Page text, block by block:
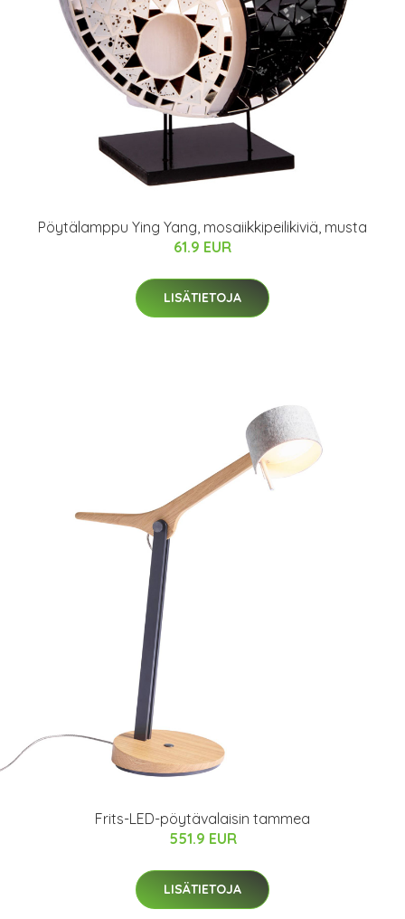
Pöytälamppu Ying Yang, mosaiikkipeilikiviä, musta
61.9 EUR
LISÄTIETOJA
Frits-LED-pöytävalaisin tammea
551.9 EUR
LISÄTIETOJA